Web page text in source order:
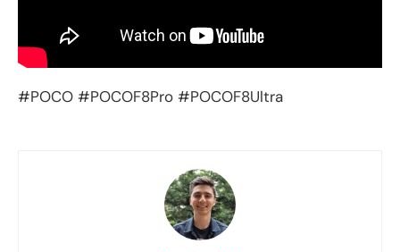
#POCO #POCOF8Pro #POCOF8Ultra